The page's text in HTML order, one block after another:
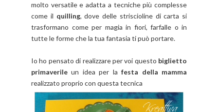
molto versatile e adatta a tecniche più complesse
come il quilling, dove delle striscioline di carta si
trasformano come per magia in fiori, farfalle o in
tutte le forme che la tua fantasia ti può portare.
Io ho pensato di realizzare per voi questo biglietto
primaverile un idea per la festa della mamma
realizzato proprio con questa tecnica